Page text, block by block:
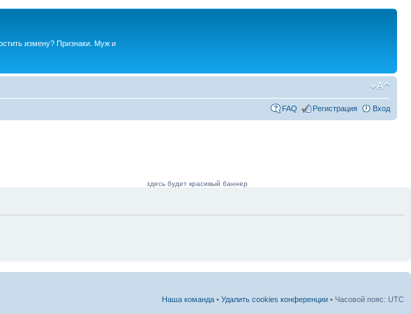
измену? Признаки. Муж и
FAQ Регистрация Вход
здесь будет красивый баннер
Наша команда • Удалить cookies конференции • Часовой пояс: UTC